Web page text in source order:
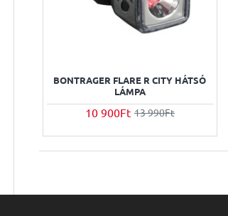
BONTRAGER FLARE R CITY HÁTSÓ
LÁMPA
10 900Ft 13 990Ft